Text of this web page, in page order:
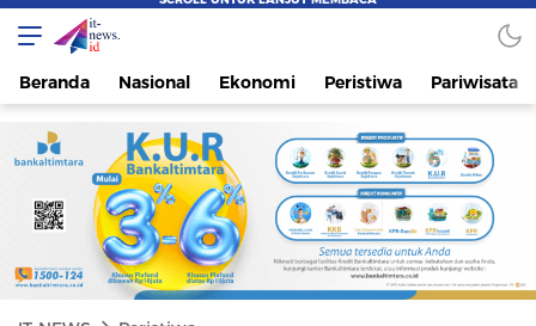
IT-NEWS
Update Cepat, Cerdas, dan Terpercaya
Beranda Nasional Ekonomi Peristiwa Pariwisata